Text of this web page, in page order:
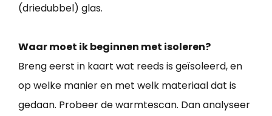
(driedubbel) glas.
Waar moet ik beginnen met isoleren?
Breng eerst in kaart wat reeds is geïsoleerd, en
op welke manier en met welk materiaal dat is
gedaan. Probeer de warmtescan. Dan analyseer